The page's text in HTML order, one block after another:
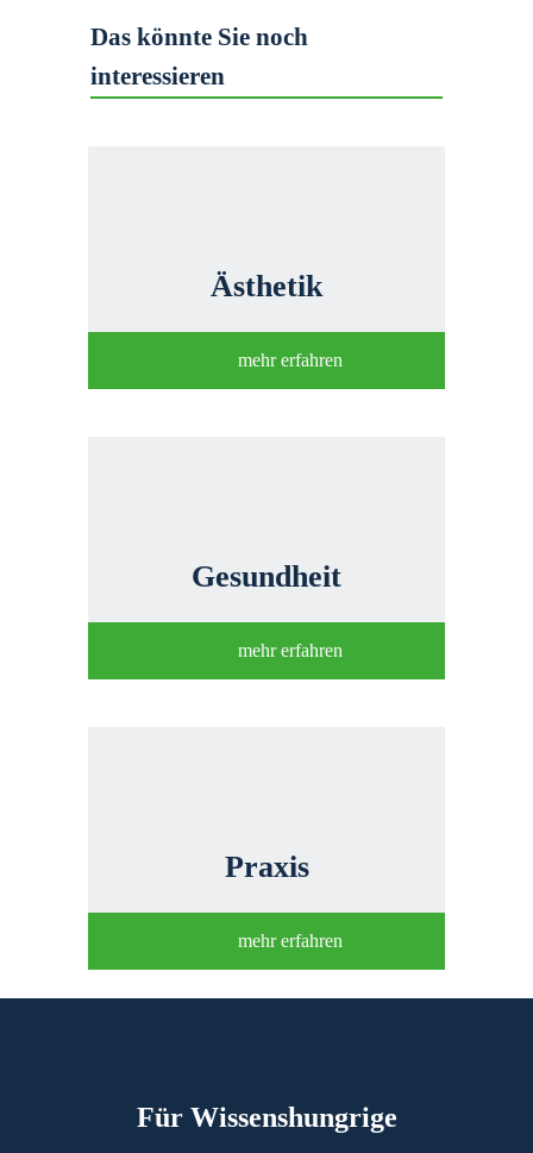
Das könnte Sie noch
interessieren
Ästhetik
mehr erfahren
Gesundheit
mehr erfahren
Praxis
mehr erfahren
Für Wissenshungrige